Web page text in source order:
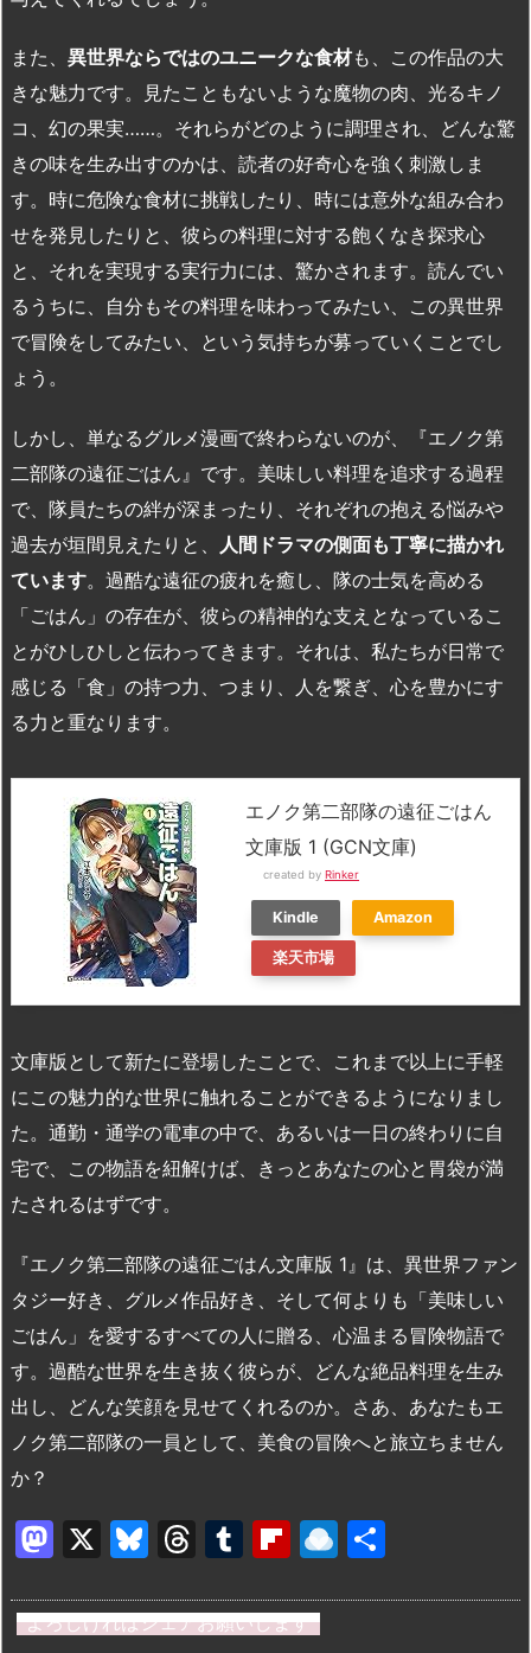
また、 異世界ならではのユニークな食材も、この作品の大
きな魅力です。見たこともないような魔物の肉、光るキノ
コ、幻の果実……。それらがどのように調理され、どんな驚
きの味を生み出すのかは、読者の好奇心を強く刺激しま
す。時に危険な食材に挑戦したり、時には意外な組み合わ
せを発見したりと、彼らの料理に対する飽くなき探求心
と、それを実現する実行力には、驚かされます。読んでい
るうちに、自分もその料理を味わってみたい、この異世界
で冒険をしてみたい、という気持ちが募っていくことでし
ょう。
しかし、単なるグルメ漫画で終わらないのが、『エノク第
二部隊の遠征ごはん』です。美味しい料理を追求する過程
で、隊員たちの絆が深まったり、それぞれの抱える悩みや
過去が垣間見えたりと、 人間ドラマの側面も丁寧に描かれ
ています。過酷な遠征の疲れを癒し、隊の士気を高める
「ごはん」の存在が、彼らの精神的な支えとなっているこ
とがひしひしと伝わってきます。それは、私たちが日常で
感じる「食」の持つ力、つまり、人を繋ぎ、心を豊かにす
る力と重なります。
エノク第二部隊の遠征ごはん
文庫版 1 (GCN文庫)
created by Rinker
Kindle Amazon
楽天市場
文庫版として新たに登場したことで、これまで以上に手軽
にこの魅力的な世界に触れることができるようになりまし
た。通勤・通学の電車の中で、あるいは一日の終わりに自
宅で、この物語を紐解けば、きっとあなたの心と胃袋が満
たされるはずです。
『エノク第二部隊の遠征ごはん文庫版 1』は、異世界ファン
タジー好き、グルメ作品好き、そして何よりも「美味しい
ごはん」を愛するすべての人に贈る、心温まる冒険物語で
す。過酷な世界を生き抜く彼らが、どんな絶品料理を生み
出し、どんな笑顔を見せてくれるのか。さあ、あなたもエ
ノク第二部隊の一員として、美食の冒険へと旅立ちません
か？
M
st
X
Bl
e
T
e
T
m
Fl
b
R
n
よろしければシェアお願いします